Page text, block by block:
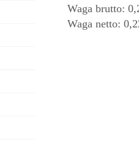
Waga brutto:
Waga netto: